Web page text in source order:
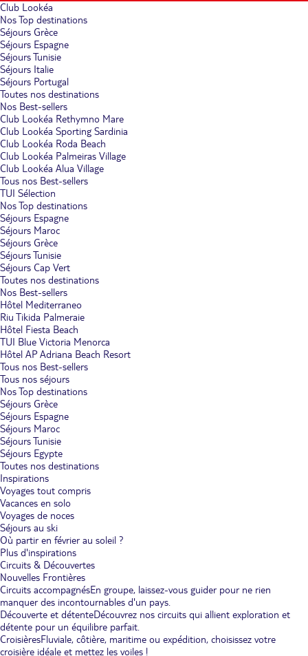
Club Lookéa
Nos Top destinations
Séjours Grèce
Séjours Espagne
Séjours Tunisie
Séjours Italie
Séjours Portugal
Toutes nos destinations
Nos Best-sellers
Club Lookéa Rethymno Mare
Club Lookéa Sporting Sardinia
Club Lookéa Roda Beach
Club Lookéa Palmeiras Village
Club Lookéa Alua Village
Tous nos Best-sellers
TUI Sélection
Nos Top destinations
Séjours Espagne
Séjours Maroc
Séjours Grèce
Séjours Tunisie
Séjours Cap Vert
Toutes nos destinations
Nos Best-sellers
Hôtel Mediterraneo
Riu Tikida Palmeraie
Hôtel Fiesta Beach
TUI Blue Victoria Menorca
Hôtel AP Adriana Beach Resort
Tous nos Best-sellers
Tous nos séjours
Nos Top destinations
Séjours Grèce
Séjours Espagne
Séjours Maroc
Séjours Tunisie
Séjours Egypte
Toutes nos destinations
Inspirations
Voyages tout compris
Vacances en solo
Voyages de noces
Séjours au ski
Où partir en février au soleil ?
Plus d'inspirations
Circuits & Découvertes
Nouvelles Frontières
Circuits accompagnésEn groupe, laissez-vous guider pour ne rien
manquer des incontournables d'un pays.
Découverte et détenteDécouvrez nos circuits qui allient exploration et
détente pour un équilibre parfait.
CroisièresFluviale, côtière, maritime ou expédition, choisissez votre
croisière idéale et mettez les voiles !